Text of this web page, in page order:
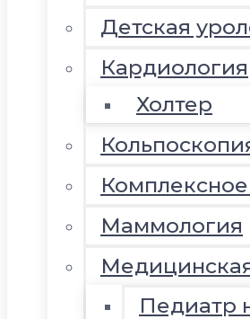
Детская
Кардиология
Холтер
Маммология
Педиатр